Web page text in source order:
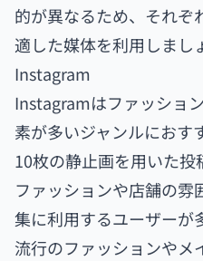
的が異なるため、それぞ
適した媒体を利用しまし
Instagram
Instagramはファッショ
素が多いジャンルにおす
10枚の静止画を用いた
ファッションや店舗の雰
集に利用するユーザーが
流行のファッションやメ